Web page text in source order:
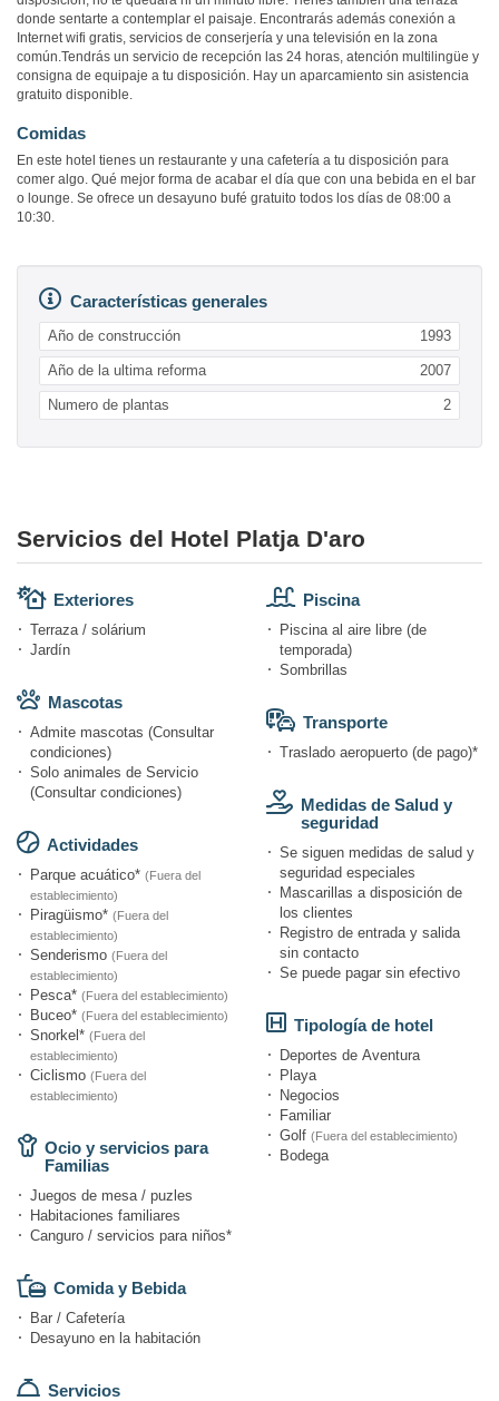
donde sentarte a contemplar el paisaje. Encontrarás además conexión a
Internet wifi gratis, servicios de conserjería y una televisión en la zona
común.Tendrás un servicio de recepción las 24 horas, atención multilingüe y
consigna de equipaje a tu disposición. Hay un aparcamiento sin asistencia
gratuito disponible.
Comidas
En este hotel tienes un restaurante y una cafetería a tu disposición para
comer algo. Qué mejor forma de acabar el día que con una bebida en el bar
o lounge. Se ofrece un desayuno bufé gratuito todos los días de 08:00 a
10:30.
Características generales
Año de construcción 1993
Año de la ultima reforma 2007
Numero de plantas 2
Servicios del Hotel Platja D'aro
Exteriores
Terraza / solárium
Jardín
Mascotas
Admite mascotas (Consultar
condiciones)
Solo animales de Servicio
(Consultar condiciones)
Actividades
Parque acuático* (Fuera del
establecimiento)
Piragüismo* (Fuera del
establecimiento)
Senderismo (Fuera del
establecimiento)
Pesca* (Fuera del establecimiento)
Buceo* (Fuera del establecimiento)
Snorkel* (Fuera del
establecimiento)
Ciclismo (Fuera del
establecimiento)
Ocio y servicios para
Familias
Juegos de mesa / puzles
Habitaciones familiares
Canguro / servicios para niños*
Comida y Bebida
Bar / Cafetería
Desayuno en la habitación
Servicios
Piscina
Piscina al aire libre (de
temporada)
Sombrillas
Transporte
Traslado aeropuerto (de pago)*
Medidas de Salud y
seguridad
Se siguen medidas de salud y
seguridad especiales
Mascarillas a disposición de
los clientes
Registro de entrada y salida
sin contacto
Se puede pagar sin efectivo
Tipología de hotel
Deportes de Aventura
Playa
Negocios
Familiar
Golf (Fuera del establecimiento)
Bodega